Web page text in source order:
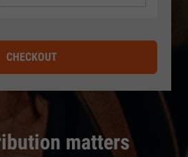
matters
CHECKOUT